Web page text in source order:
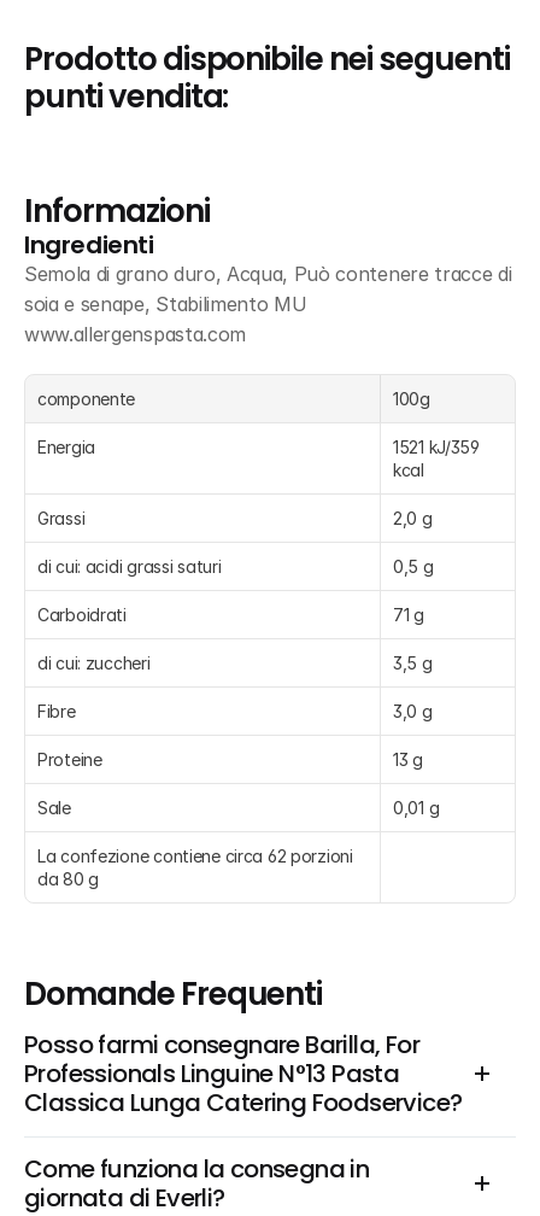
Prodotto disponibile nei seguenti
punti vendita:
Informazioni
Ingredienti
Semola di grano duro, Acqua, Può contenere tracce di
soia e senape, Stabilimento MU
www.allergenspasta.com
componente 100g
Energia
1521 kJ/359
kcal
Grassi 2,0 g
di cui: acidi grassi saturi 0,5 g
Carboidrati 71 g
di cui: zuccheri 3,5 g
Fibre 3,0 g
Proteine 13 g
Sale 0,01 g
La confezione contiene circa 62 porzioni
da 80 g
Domande Frequenti
Posso farmi consegnare Barilla, For
Professionals Linguine N°13 Pasta
Classica Lunga Catering Foodservice?
Come funziona la consegna in
giornata di Everli?